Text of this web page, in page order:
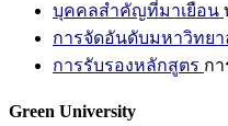
บุคคลสำคัญที่มาเยือน
การจัดอันดับมหาวิทยา
การรับรองหลักสูตร ก
Green University